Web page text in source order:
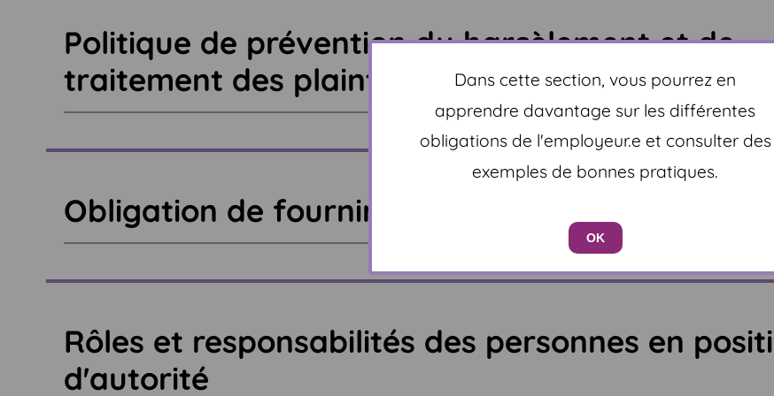
Politique de prévention du harcèlement et de
traitement des plaintes
Obligation de fournir un lieu de travail sans
Rôles et responsabilités des personnes en
d'autorité
Dans cette section, vous pourrez en
apprendre davantage sur les différentes
obligations de l'employeur.e et consulter des
exemples de bonnes pratiques.
OK